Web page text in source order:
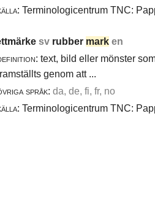
Terminologicentrum TNC:
sv rubber mark en
text, bild eller mönster
genom att ...
språk: da, de, fi, fr, no
Terminologicentrum TNC: